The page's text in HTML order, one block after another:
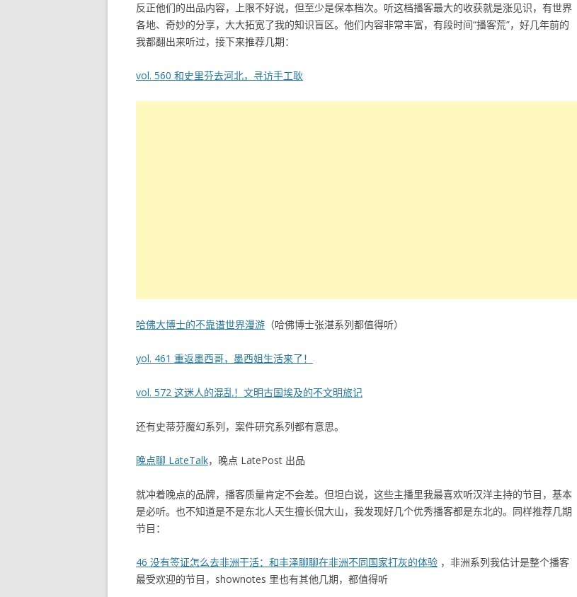
反正他们的出品内容，上限不好说，但至少是保本档次。听这档播客最大的收获就是涨见识，有世界
各地、奇妙的分享，大大拓宽了我的知识盲区。他们内容非常丰富，有段时间“播客荒”，好几年前的
我都翻出来听过，接下来推荐几期：
vol. 560 和史里芬去河北，寻访手工耿
哈佛大博士的不靠谱世界漫游 （哈佛博士张湛系列都值得听）
yol. 461 重返墨西哥，墨西姐生活来了！
vol. 572 这迷人的混乱！文明古国埃及的不文明旅记
还有史蒂芬魔幻系列，案件研究系列都有意思。
晚点聊 LateTalk，晚点 LatePost 出品
就冲着晚点的品牌，播客质量肯定不会差。但坦白说，这些主播里我最喜欢听汉洋主持的节目，基本
是必听。也不知道是不是东北人天生擅长侃大山，我发现好几个优秀播客都是东北的。同样推荐几期
节目：
46 没有签证怎么去非洲干活：和丰泽聊聊在非洲不同国家打灰的体验 ，非洲系列我估计是整个播客
最受欢迎的节目，shownotes 里也有其他几期，都值得听